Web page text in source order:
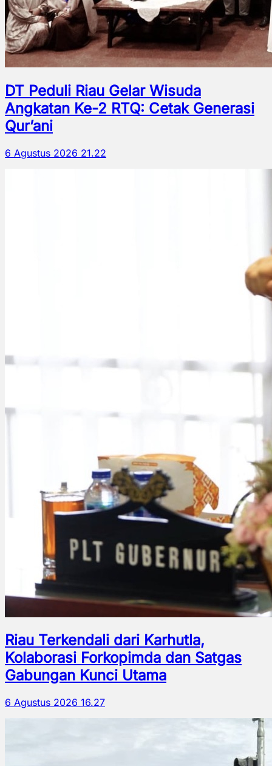
DT Peduli Riau Gelar Wisuda
Angkatan Ke-2 RTQ: Cetak Generasi
Qur’ani
6 Agustus 2026 21.22
Riau Terkendali dari Karhutla,
Kolaborasi Forkopimda dan Satgas
Gabungan Kunci Utama
6 Agustus 2026 16.27